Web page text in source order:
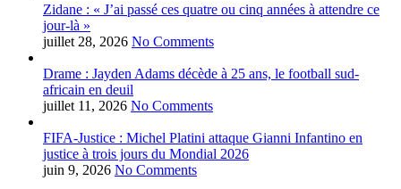
Zidane : « J’ai passé ces quatre ou cinq années à attendre ce
jour-là »
juillet 28, 2026 No Comments
Drame : Jayden Adams décède à 25 ans, le football sud-
africain en deuil
juillet 11, 2026 No Comments
FIFA-Justice : Michel Platini attaque Gianni Infantino en
justice à trois jours du Mondial 2026
juin 9, 2026 No Comments